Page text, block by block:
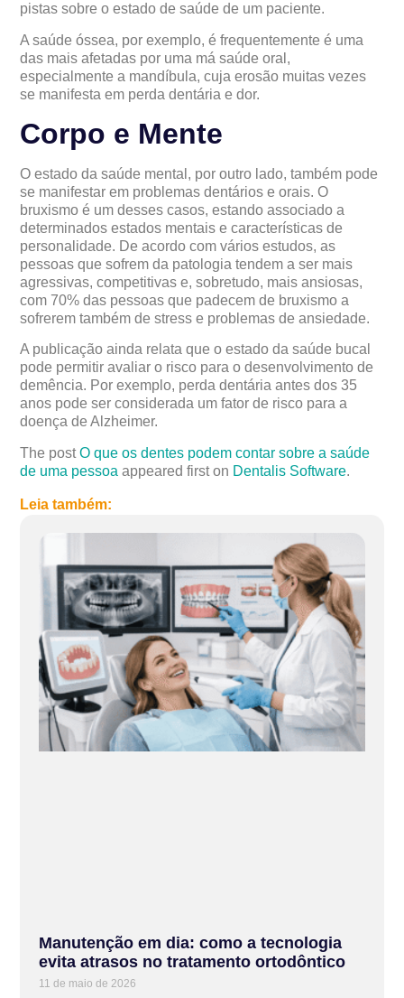
pistas sobre o estado de saúde de um paciente.
A saúde óssea, por exemplo, é frequentemente é uma
das mais afetadas por uma má saúde oral,
especialmente a mandíbula, cuja erosão muitas vezes
se manifesta em perda dentária e dor.
Corpo e Mente
O estado da saúde mental, por outro lado, também pode
se manifestar em problemas dentários e orais. O
bruxismo é um desses casos, estando associado a
determinados estados mentais e características de
personalidade. De acordo com vários estudos, as
pessoas que sofrem da patologia tendem a ser mais
agressivas, competitivas e, sobretudo, mais ansiosas,
com 70% das pessoas que padecem de bruxismo a
sofrerem também de stress e problemas de ansiedade.
A publicação ainda relata que o estado da saúde bucal
pode permitir avaliar o risco para o desenvolvimento de
demência. Por exemplo, perda dentária antes dos 35
anos pode ser considerada um fator de risco para a
doença de Alzheimer.
The postO que os dentes podem contar sobre a saúde
de uma pessoa appeared first on Dentalis Software.
Leia também:
Manutenção em dia: como a tecnologia
evita atrasos no tratamento ortodôntico
11 de maio de 2026